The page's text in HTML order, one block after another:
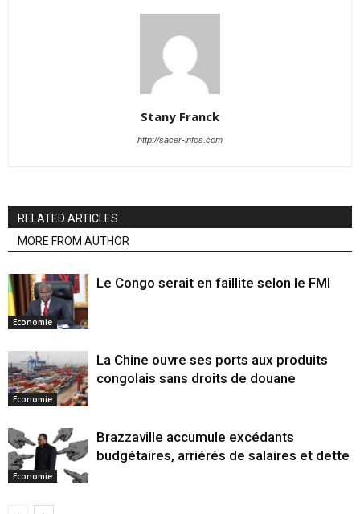
Stany Franck
http://sacer-infos.com
RELATED ARTICLES
MORE FROM AUTHOR
Economie
Le Congo serait en faillite selon le FMI
Economie
La Chine ouvre ses ports aux produits
congolais sans droits de douane
Economie
Brazzaville accumule excédants
budgétaires, arriérés de salaires et dette